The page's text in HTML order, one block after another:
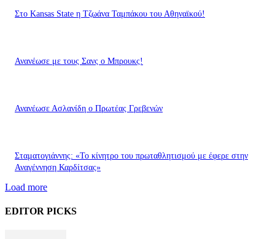
Στο Kansas State η Τζωάνα Ταμπάκου του Αθηναϊκού!
Ανανέωσε με τους Σανς ο Μπρουκς!
Ανανέωσε Ασλανίδη ο Πρωτέας Γρεβενών
Σταματογιάννης: «Το κίνητρο του πρωταθλητισμού με έφερε στην
Αναγέννηση Καρδίτσας»
Load more
EDITOR PICKS